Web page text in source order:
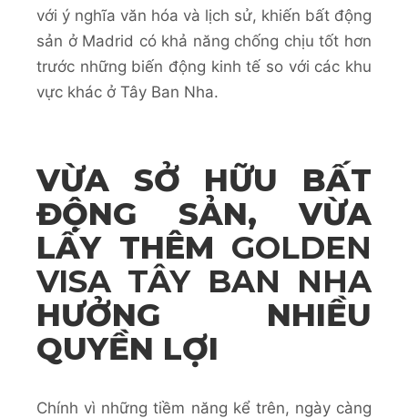
với ý nghĩa văn hóa và lịch sử, khiến bất động
sản ở Madrid có khả năng chống chịu tốt hơn
trước những biến động kinh tế so với các khu
vực khác ở Tây Ban Nha.
VỪA SỞ HỮU BẤT
ĐỘNG SẢN, VỪA
LẤY THÊM GOLDEN
VISA TÂY BAN NHA
HƯỞNG NHIỀU
QUYỀN LỢI
Chính vì những tiềm năng kể trên, ngày càng